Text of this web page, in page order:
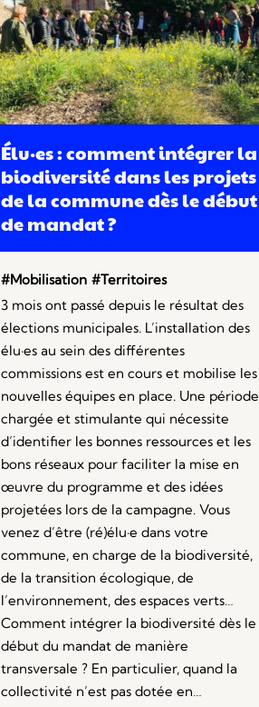
Élu·es : comment intégrer la
biodiversité dans les projets
de la commune dès le début
de mandat ?
#Mobilisation #Territoires
3 mois ont passé depuis le résultat des
élections municipales. L’installation des
élu·es au sein des différentes
commissions est en cours et mobilise les
nouvelles équipes en place. Une période
chargée et stimulante qui nécessite
d’identifier les bonnes ressources et les
bons réseaux pour faciliter la mise en
œuvre du programme et des idées
projetées lors de la campagne. Vous
venez d’être (ré)élu·e dans votre
commune, en charge de la biodiversité,
de la transition écologique, de
l’environnement, des espaces verts…
Comment intégrer la biodiversité dès le
début du mandat de manière
transversale ? En particulier, quand la
collectivité n’est pas dotée en…